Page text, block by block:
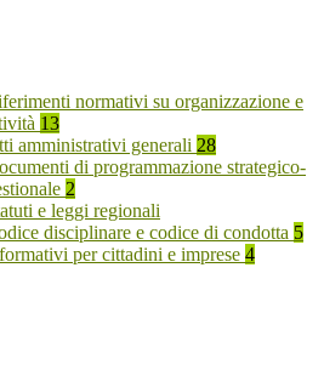
normativi su organizzazione e
13
amministrativi generali 28
di programmazione strategico-
2
e leggi regionali
disciplinare e codice di condotta 5
per cittadini e imprese 4